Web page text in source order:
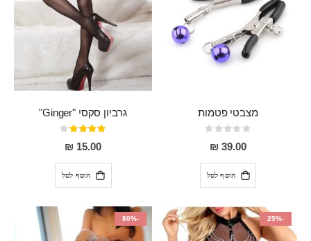
מצבטי פטמות
Rating:
0%
39.00 ₪
הוסף לסל
גרביון סקסי "Ginger"
דירוג:
80%
15.00 ₪
הוסף לסל
-25%
-80%